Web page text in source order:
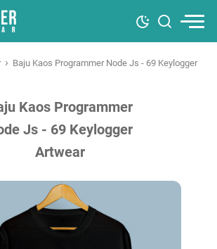
› Baju Kaos Programmer Node Js - 69 Keylogger
Kaos Programmer
Js - 69 Keylogger
Artwear